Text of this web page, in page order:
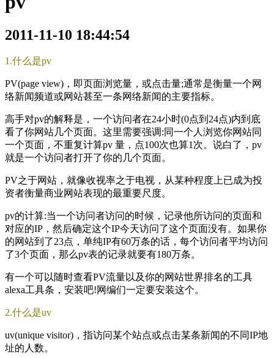
2011-11-10 18:44:54
1.什么是pv
PV(page view)，即页面浏览量，或点击量;通常是衡量一个网
络新闻频道或网站甚至一条网络新闻的主要指标。
高手对pv的解释是，一个访问者在24小时(0点到24点)内到底
看了你网站几个页面。这里需要强调:同一个人浏览你网站同
一个页面，不重复计算pv 量，点100次也算1次。说白了，pv
就是一个访问者打开了你的几个页面。
PV之于网站，就像收视率之于电视，从某种程度上已成为投
资者衡量商业网站表现的最重要尺度。
pv的计算:当一个访问者访问的时候，记录他所访问的页面和
对应的IP，然后确定这个IP今天访问了这个页面没有。如果你
的网站到了23点，单纯IP有60万条的话，每个访问者平均访问
了3个页面，那么pv表的记录就要有180万条。
有一个可以随时查看PV流量以及你的网站世界排名的工具
alexa工具条，安装吧!网编们一定要安装这个。
2.什么是uv
uv(unique visitor)，指访问某个站点或点击某条新闻的不同IP地
址的人数。